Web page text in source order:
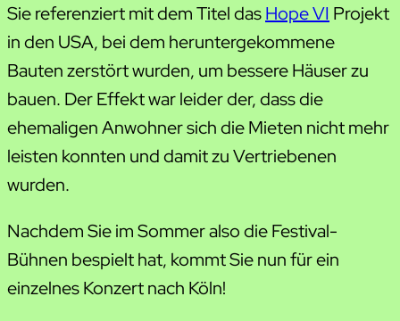
Sie referenziert mit dem Titel dasHope VI Projekt
in den USA, bei dem heruntergekommene
Bauten zerstört wurden, um bessere Häuser zu
bauen. Der Effekt war leider der, dass die
ehemaligen Anwohner sich die Mieten nicht mehr
leisten konnten und damit zu Vertriebenen
wurden.
Nachdem Sie im Sommer also die Festival-
Bühnen bespielt hat, kommt Sie nun für ein
einzelnes Konzert nach Köln!